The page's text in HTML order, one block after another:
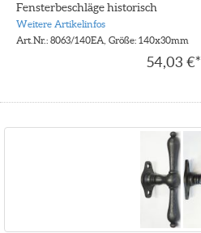
Fensterbeschläge historisch
Weitere Artikelinfos
Art.Nr.: 8063/140EA, Größe: 140x30mm
54,03 €*